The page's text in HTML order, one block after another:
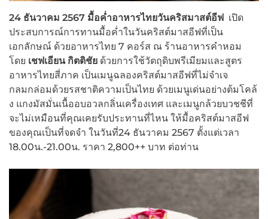
24 ธันวาคม 2567 มื้อค่ำอาหารไทยวันคริสมาสต์อีฟ เปิด
ประสบการณ์การทานมื้อค่ำในวันคริสต์มาสอีฟที่เป็น
เอกลักษณ์ ด้วยอาหารไทย 7 คอร์ส ณ ร้านอาหารคำหอม
โดย เชฟเอียน กิตติชัย ด้วยการใช้วัตถุดิบพรีเมียมและสูตร
อาหารไทยสี่ภาค เป็นเมนูฉลองคริสต์มาสอีฟที่ไม่จำเจ
กลมกล่อมด้วยรสชาติความเป็นไทย ด้วยเมนูเด่นอย่างต้มโคล้
ง แกงมัสมั่นเนื้ออบอวลกลิ่นเครื่องเทศ และเมนูกล้วยบวชชีที่
จะไม่เหมือนที่คุณเคยรับประทานที่ไหน ให้มื้อคริสต์มาสอีฟ
ของคุณเป็นที่จดจำ ในวันที่24 ธันวาคม 2567 ตั้งแต่เวลา
18.00น.-21.00น. ราคา 2,800++ บาท ต่อท่าน